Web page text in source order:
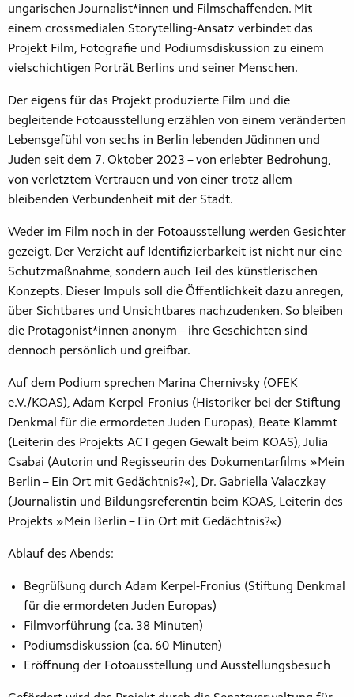
ungarischen Journalist*innen und Filmschaffenden. Mit
einem crossmedialen Storytelling-Ansatz verbindet das
Projekt Film, Fotografie und Podiumsdiskussion zu einem
vielschichtigen Porträt Berlins und seiner Menschen.
Der eigens für das Projekt produzierte Film und die
begleitende Fotoausstellung erzählen von einem veränderten
Lebensgefühl von sechs in Berlin lebenden Jüdinnen und
Juden seit dem 7. Oktober 2023 – von erlebter Bedrohung,
von verletztem Vertrauen und von einer trotz allem
bleibenden Verbundenheit mit der Stadt.
Weder im Film noch in der Fotoausstellung werden Gesichter
gezeigt. Der Verzicht auf Identifizierbarkeit ist nicht nur eine
Schutzmaßnahme, sondern auch Teil des künstlerischen
Konzepts. Dieser Impuls soll die Öffentlichkeit dazu anregen,
über Sichtbares und Unsichtbares nachzudenken. So bleiben
die Protagonist*innen anonym – ihre Geschichten sind
dennoch persönlich und greifbar.
Auf dem Podium sprechen Marina Chernivsky (OFEK
e.V./KOAS), Adam Kerpel-Fronius (Historiker bei der Stiftung
Denkmal für die ermordeten Juden Europas), Beate Klammt
(Leiterin des Projekts ACT gegen Gewalt beim KOAS), Julia
Csabai (Autorin und Regisseurin des Dokumentarfilms »Mein
Berlin – Ein Ort mit Gedächtnis?«), Dr. Gabriella Valaczkay
(Journalistin und Bildungsreferentin beim KOAS, Leiterin des
Projekts »Mein Berlin – Ein Ort mit Gedächtnis?«)
Ablauf des Abends:
Begrüßung durch Adam Kerpel-Fronius (Stiftung Denkmal
für die ermordeten Juden Europas)
Filmvorführung (ca. 38 Minuten)
Podiumsdiskussion (ca. 60 Minuten)
Eröffnung der Fotoausstellung und Ausstellungsbesuch